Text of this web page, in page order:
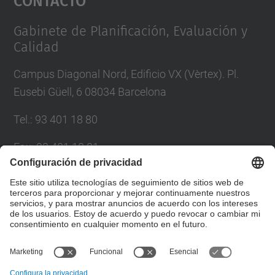
Gabinete de Planificación, Evaluación y
Calidad
Campus Diagonal Nord, Edificio VX (Vèrtex). Pl.
Eusebi Güell, 6 08034 Barcelona
Tel. : 93 401 18 80
Fax:93 401 18 81
Directorio UPC
Formulario de contacto